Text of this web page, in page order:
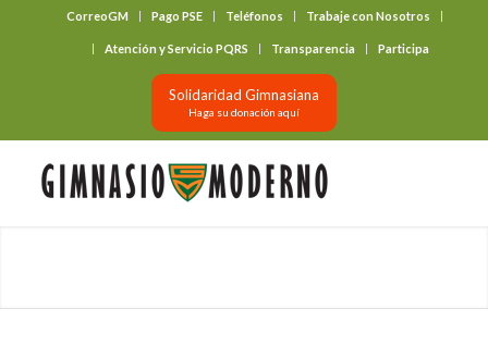
CorreoGM Pago PSE Teléfonos Trabaje con Nosotros
Atención y Servicio PQRS Transparencia Participa
Solidaridad Gimnasiana
Haga su donación aquí